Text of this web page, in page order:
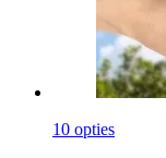
10 opties